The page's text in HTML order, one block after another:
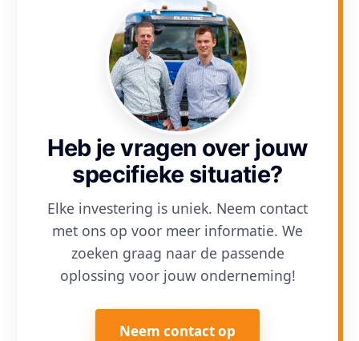
Heb je vragen over jouw
specifieke situatie?
Elke investering is uniek. Neem contact
met ons op voor meer informatie. We
zoeken graag naar de passende
oplossing voor jouw onderneming!
Neem contact op